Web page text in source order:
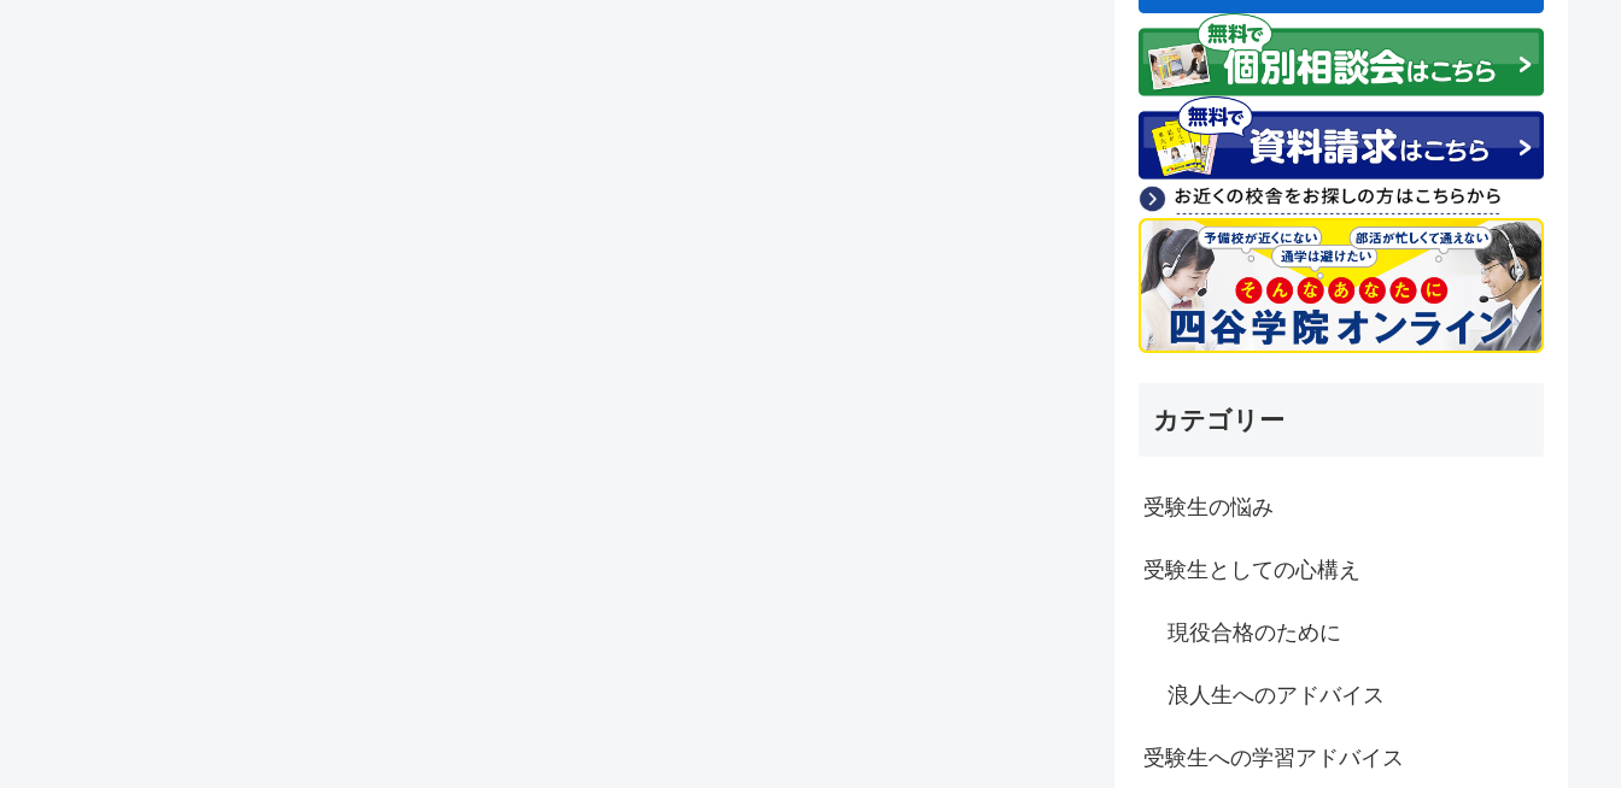
カテゴリー
受験生の悩み
受験生としての心構え
現役合格のために
浪人生へのアドバイス
受験生への学習アドバイス